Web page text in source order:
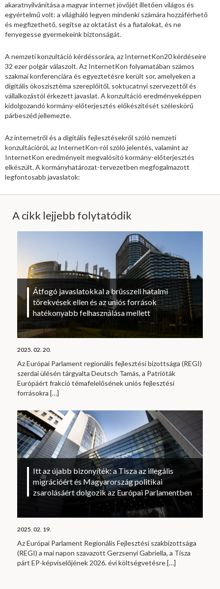
akaratnyilvánítása a magyar internet jövőjét illetően világos és
egyértelmű volt: a világháló legyen mindenki számára hozzáférhető
és megfizethető, segítse az oktatást és a fiatalokat, és ne
fenyegesse gyermekeink biztonságát.
A nemzeti konzultáció kérdéssorára, az InternetKon20 kérdéseire
32 ezer polgár válaszolt. Az InternetKon folyamatában számos
szakmai konferenciára és egyeztetésre került sor, amelyeken a
digitális ökoszisztéma szereplőitől, soktucatnyi szervezettől és
vállalkozástól érkezett javaslat. A konzultáció eredményeképpen
kidolgozandó kormány-előterjesztés előkészítését széleskörű
párbeszéd jellemezte.
Az internetről és a digitális fejlesztésekről szóló nemzeti
konzultációról, az InternetKon-ról szóló jelentés, valamint az
InternetKon eredményeit megvalósító kormány-előterjesztés
elkészült. A kormányhatározat-tervezetben megfogalmazott
legfontosabb javaslatok:
A cikk lejjebb folytatódik
Átfogó javaslatokkal a brüsszeli hatalmi
törekvések ellen és az uniós források
hatékonyabb felhasználása mellett
2025. 02. 20.
Az Európai Parlament regionális fejlesztési bizottsága (REGI)
szerdai ülésén tárgyalta Deutsch Tamás, a Patrióták
Európáért frakció témafelelősének uniós fejlesztési
forrásokra […]
Itt az újabb bizonyíték: a Tisza az illegális
migrációért és Magyarország politikai
zsarolásáért dolgozik az Európai Parlamentben
2025. 02. 19.
Az Európai Parlament Regionális Fejlesztési szakbizottsága
(REGI) a mai napon szavazott Gerzsenyi Gabriella, a Tisza
párt EP-képviselőjének 2026. évi költségvetésre[…]